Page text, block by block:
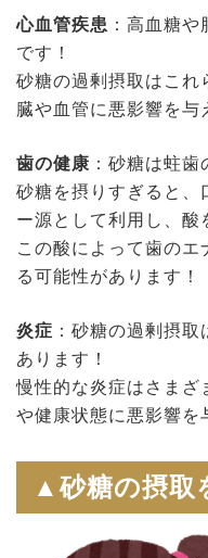
心血管疾患 ：高血糖
です！
砂糖の過剰摂取はこれ
臓や血管に悪影響を与
歯の健康 ：砂糖は蛀歯
砂糖を摂りすぎると、
ー源として利用し、酸
この酸によって歯のエ
る可能性があります！
炎症 ：砂糖の過剰摂
あります！
慢性的な炎症はさまざ
や健康状態に悪影響を
▲砂糖の摂取